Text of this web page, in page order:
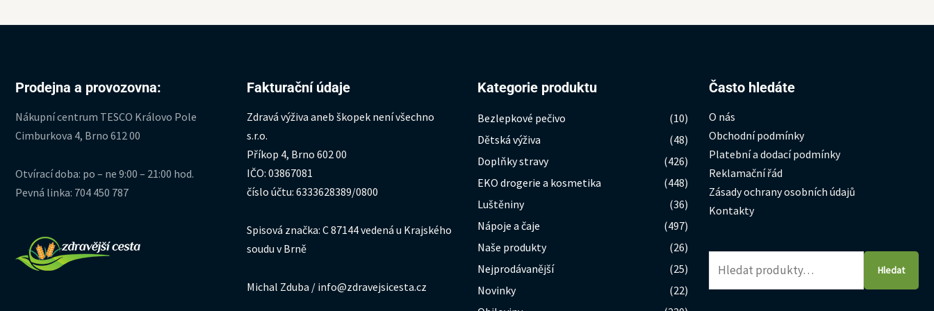
Prodejna a provozovna:
Nákupní centrum TESCO Královo Pole
Cimburkova 4, Brno 612 00
Otvírací doba: po – ne 9:00 – 21:00 hod.
Pevná linka: 704 450 787
Fakturační údaje
Zdravá výživa aneb škopek není všechno
s.r.o.
Příkop 4, Brno 602 00
IČO: 03867081
číslo účtu: 6333628389/0800
Spisová značka: C 87144 vedená u Krajského
soudu v Brně
Michal Zduba / info@zdravejsicesta.cz
Kategorie produktu
Bezlepkové pečivo
(10)
Dětská výživa
(48)
Doplňky stravy
(426)
EKO drogerie a kosmetika
(448)
Luštěniny
(36)
Nápoje a čaje
(497)
Naše produkty
(26)
Nejprodávanější
(25)
Novinky
(22)
Často hledáte
O nás
Obchodní podmínky
Platební a dodací podmínky
Reklamační řád
Zásady ochrany osobních údajů
Kontakty
Hledat:
Hledat